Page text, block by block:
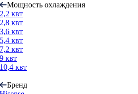
Мощность охлаждения
2,2 квт
2,8 квт
3,6 квт
5,4 квт
7,2 квт
9 квт
10,4 квт
Бренд